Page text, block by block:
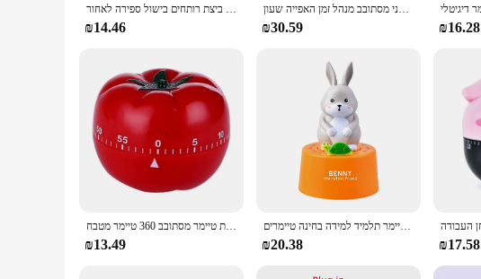
קריקטורה כלב מכאני טיימר מטבח מכשיר גאדג 'ט סטי ביצת רותחים בישול ספירה לאחור Temporizador Cocina Minuteur מטבח
₪14.46
טיימר מטבח מסתובב שעון מכני מסתובב מנהל זמן האפייה שעון
₪30.59 ₪16.28
מטבח בצורת עגבניות טיימר מטבח אומנות מכני רוח 60 דקות טיימר מסתובב 360 טיימר מטבח
₪13.49
מטבח טיימר קריקטורה ארנב צורת מכאני טיימר תלמיד למידה בחינה טיימרים
₪20.38 ₪17.58